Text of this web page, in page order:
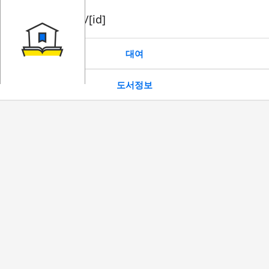
book/rent/[id]
대여
도서정보